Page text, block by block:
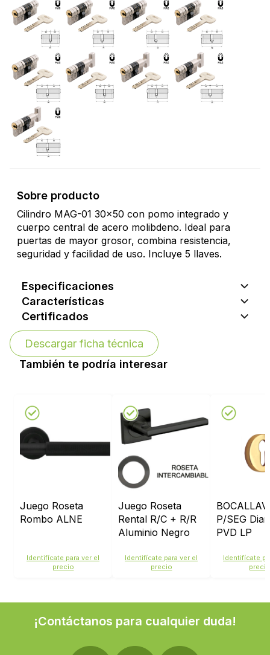
Sobre producto
Cilindro MAG-01 30x50 con pomo integrado y
cuerpo central de acero molibdeno. Ideal para
puertas de mayor grosor, combina resistencia,
seguridad y facilidad de uso. Incluye 5 llaves.
Especificaciones
Características
Certificados
Descargar ficha técnica
También te podría interesar
Juego Roseta
Rombo ALNE
Identifícate para ver el
precio
Juego Roseta
Rental R/C + R/R
Aluminio Negro
Identifícate para ver el
precio
P/SEG
PVD LP
Identifícate
precio
¡Contáctanos para cualquier duda!